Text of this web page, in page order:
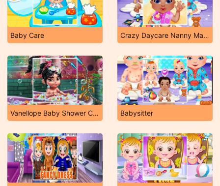
Baby Care Crazy Daycare Nanny Mania
Vanellope Baby Shower Care Babysitter